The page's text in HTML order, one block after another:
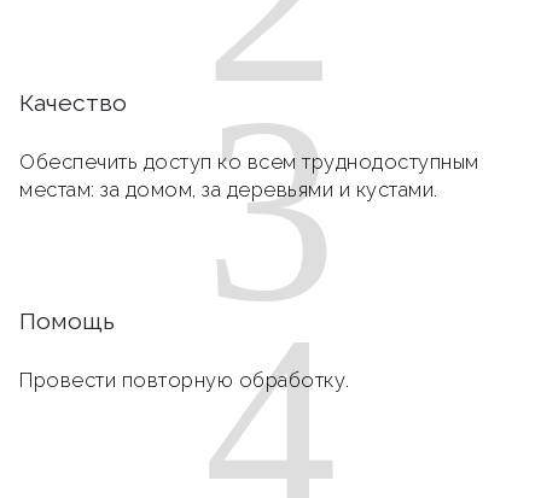
3
Качество
Обеспечить доступ ко всем труднодоступным
местам: за домом, за деревьями и кустами.
4
Помощь
Провести повторную обработку.